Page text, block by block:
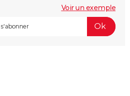
Voir un exemple